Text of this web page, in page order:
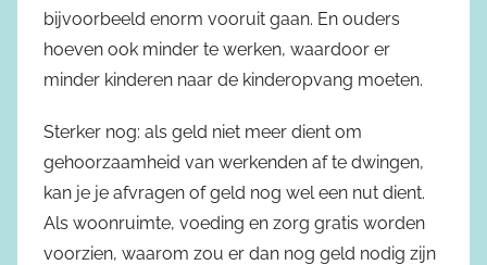
bijvoorbeeld enorm vooruit gaan. En ouders
hoeven ook minder te werken, waardoor er
minder kinderen naar de kinderopvang moeten.
Sterker nog: als geld niet meer dient om
gehoorzaamheid van werkenden af te dwingen,
kan je je afvragen of geld nog wel een nut dient.
Als woonruimte, voeding en zorg gratis worden
voorzien, waarom zou er dan nog geld nodig zijn